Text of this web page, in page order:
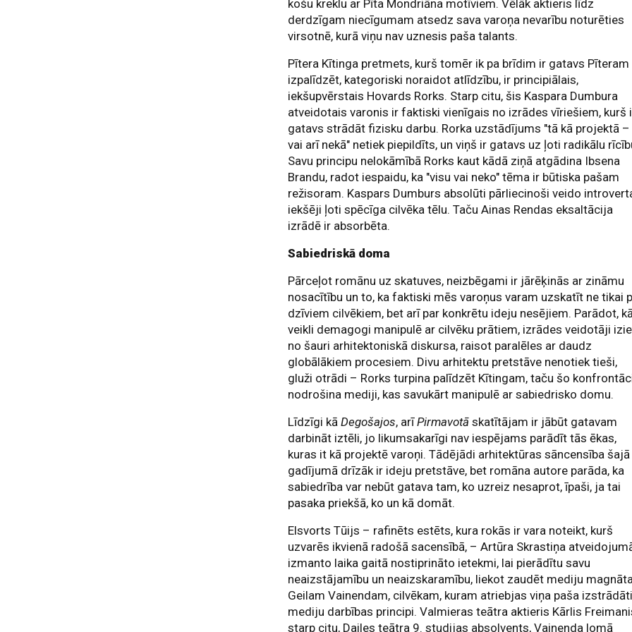
košu kreklu ar Pīta Mondriāna motīviem. Vēlāk aktieris līdz
derdzīgam niecīgumam atsedz sava varoņa nevarību noturēties
virsotnē, kurā viņu nav uznesis paša talants.
Pītera Kītinga pretmets, kurš tomēr ik pa brīdim ir gatavs Pīteram
izpalīdzēt, kategoriski noraidot atlīdzību, ir principiālais,
iekšupvērstais Hovards Rorks. Starp citu, šis Kaspara Dumbura
atveidotais varonis ir faktiski vienīgais no izrādes vīriešiem, kurš
gatavs strādāt fizisku darbu. Rorka uzstādījums "tā kā projektā –
vai arī nekā" netiek piepildīts, un viņš ir gatavs uz ļoti radikālu
Savu principu nelokāmībā Rorks kaut kādā ziņā atgādina Ibsena
Brandu, radot iespaidu, ka "visu vai neko" tēma ir būtiska pašam
režisoram. Kaspars Dumburs absolūti pārliecinoši veido
iekšēji ļoti spēcīga cilvēka tēlu. Taču Ainas Rendas eksaltācija
izrādē ir absorbēta.
Sabiedriskā doma
Pārceļot romānu uz skatuves, neizbēgami ir jārēķinās ar zināmu
nosacītību un to, ka faktiski mēs varoņus varam uzskatīt ne tikai
dzīviem cilvēkiem, bet arī par konkrētu ideju nesējiem. Parādot,
veikli demagogi manipulē ar cilvēku prātiem, izrādes veidotāji
no šauri arhitektoniskā diskursa, raisot paralēles ar daudz
globālākiem procesiem. Divu arhitektu pretstāve nenotiek tieši,
gluži otrādi – Rorks turpina palīdzēt Kītingam, taču šo
nodrošina mediji, kas savukārt manipulē ar sabiedrisko domu.
Līdzīgi kāDegošajos, arīPirmavotā skatītājam ir jābūt gatavam
darbināt iztēli, jo likumsakarīgi nav iespējams parādīt tās ēkas,
kuras it kā projektē varoņi. Tādējādi arhitektūras sāncensība šajā
gadījumā drīzāk ir ideju pretstāve, bet romāna autore parāda, ka
sabiedrība var nebūt gatava tam, ko uzreiz nesaprot, īpaši, ja tai
pasaka priekšā, ko un kā domāt.
Elsvorts Tūijs – rafinēts estēts, kura rokās ir vara noteikt, kurš
uzvarēs ikvienā radošā sacensībā, – Artūra Skrastiņa
izmanto laika gaitā nostiprināto ietekmi, lai pierādītu savu
neaizstājamību un neaizskaramību, liekot zaudēt mediju
Geilam Vainendam, cilvēkam, kuram atriebjas viņa paša
mediju darbības principi. Valmieras teātra aktieris Kārlis
starp citu, Dailes teātra 9. studijas absolvents, Vainenda lomā